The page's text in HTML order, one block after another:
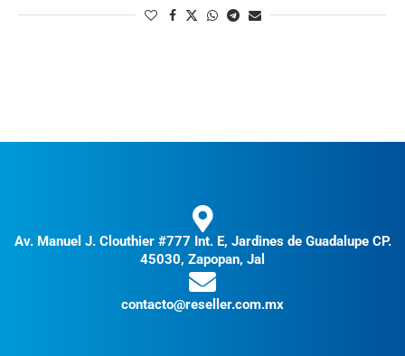
Av. Manuel J. Clouthier #777 Int. E, Jardines de Guadalupe CP.
45030, Zapopan, Jal
contacto@reseller.com.mx